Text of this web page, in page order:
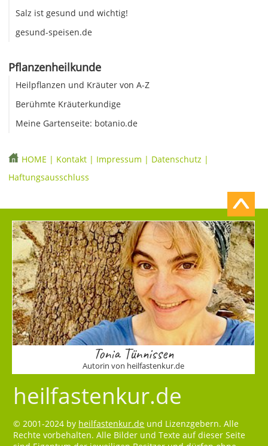
Salz ist gesund und wichtig!
gesund-speisen.de
Pflanzenheilkunde
Heilpflanzen und Kräuter von A-Z
Berühmte Kräuterkundige
Meine Gartenseite: botanio.de
HOME | Kontakt | Impressum | Datenschutz |
Haftungsausschluss
Tonia Tünnissen
Autorin von heilfastenkur.de
heilfastenkur.de
© 2001-2024 by heilfastenkur.de und Lizenzgebern. Alle
Rechte vorbehalten. Alle Bilder und Texte auf dieser Seite